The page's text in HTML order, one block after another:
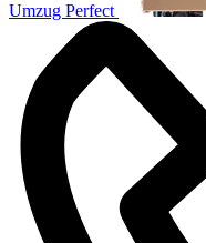
Umzug Perfect